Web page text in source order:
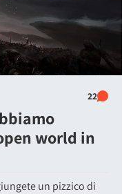
22
world in
un pizzico di